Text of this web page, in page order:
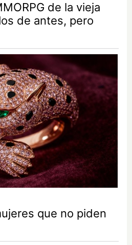
de la vieja
de antes, pero
que no piden